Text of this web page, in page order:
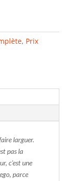
, Prix
larguer.
pas la
c'est une
parce